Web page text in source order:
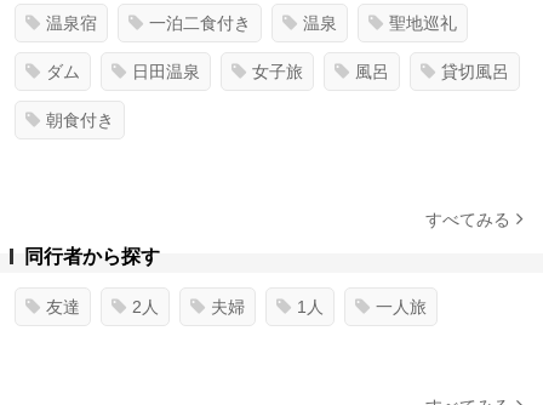
温泉宿 一泊二食付き 温泉 聖地巡礼
ダム 日田温泉 女子旅 風呂 貸切風呂
朝食付き
すべてみる
同行者から探す
友達 2人 夫婦 1人 一人旅